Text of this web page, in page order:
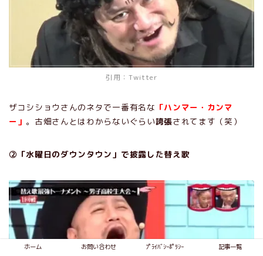
引用： Twitter
ザコシショウさんのネタで一番有名な 「ハンマー・カンマ
ー」 。古畑さんとはわからないぐらい誇張されてます（笑）
②「水曜日のダウンタウン」で披露した替え歌
ホーム お問い合わせ ﾌﾟﾗｲﾊﾞｼｰﾎﾟﾘｼｰ 記事一覧